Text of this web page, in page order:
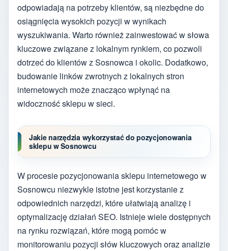
odpowiadają na potrzeby klientów, są niezbędne do
osiągnięcia wysokich pozycji w wynikach
wyszukiwania. Warto również zainwestować w słowa
kluczowe związane z lokalnym rynkiem, co pozwoli
dotrzeć do klientów z Sosnowca i okolic. Dodatkowo,
budowanie linków zwrotnych z lokalnych stron
internetowych może znacząco wpłynąć na
widoczność sklepu w sieci.
Jakie narzędzia wykorzystać do pozycjonowania
sklepu w Sosnowcu
W procesie pozycjonowania sklepu internetowego w
Sosnowcu niezwykle istotne jest korzystanie z
odpowiednich narzędzi, które ułatwiają analizę i
optymalizację działań SEO. Istnieje wiele dostępnych
na rynku rozwiązań, które mogą pomóc w
monitorowaniu pozycji słów kluczowych oraz analizie